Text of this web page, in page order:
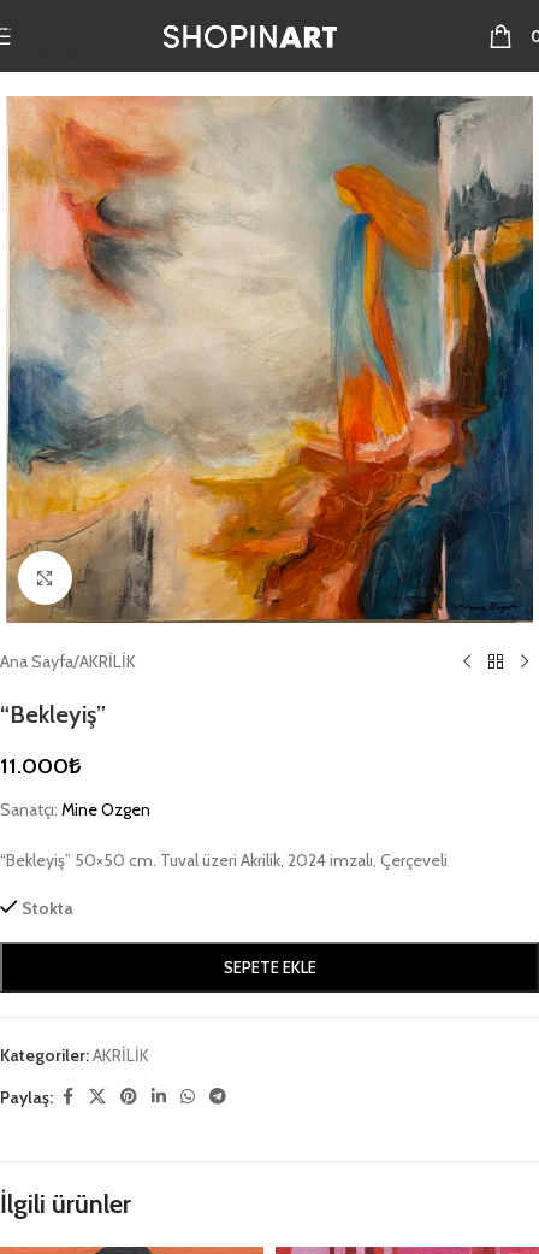
Skip to navigation
Skip to main content
Büyütmek için tıklayın
Ana Sayfa/AKRİLİK
“Bekleyiş”
11.000₺
Sanatçı: Mine Ozgen
“Bekleyiş” 50×50 cm. Tuval üzeri Akrilik, 2024 imzalı, Çerçeveli
Stokta
SEPETE EKLE
Kategoriler:AKRİLİK
Paylaş:
İlgili ürünler